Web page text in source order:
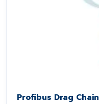
Profibus Drag Chain